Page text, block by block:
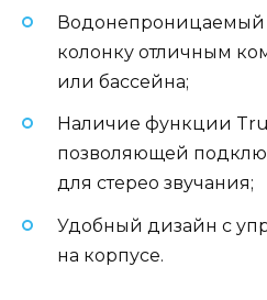
Водонепроницаемый
колонку отличным
или бассейна;
Наличие функции
позволяющей
для стерео звучания;
Удобный дизайн с
на корпусе.